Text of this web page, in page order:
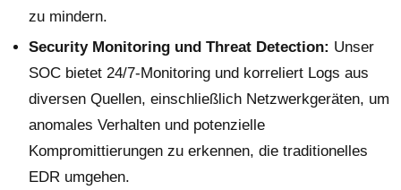
zu mindern.
Security Monitoring und Threat Detection: Unser
SOC bietet 24/7-Monitoring und korreliert Logs aus
diversen Quellen, einschließlich Netzwerkgeräten, um
anomales Verhalten und potenzielle
Kompromittierungen zu erkennen, die traditionelles
EDR umgehen.